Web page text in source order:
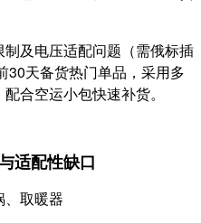
及电压适配问题（需俄标插
30天备货热门单品，采用多
合空运小包快速补货。
适配性缺口
、取暖器